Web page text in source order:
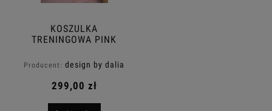
KOSZULKA
TRENINGOWA PINK
Producent: design by dalia
299,00 zł